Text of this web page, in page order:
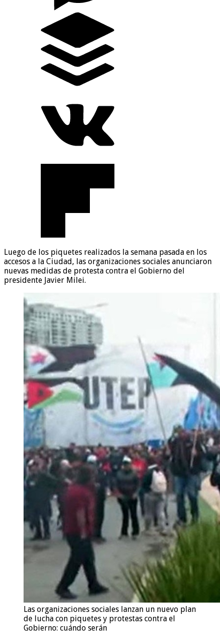
Luego de los piquetes realizados la semana pasada en los
accesos a la Ciudad, las organizaciones sociales anunciaron
nuevas medidas de protesta contra el Gobierno del
presidente Javier Milei.
Las organizaciones sociales lanzan un nuevo plan
de lucha con piquetes y protestas contra el
Gobierno: cuándo serán